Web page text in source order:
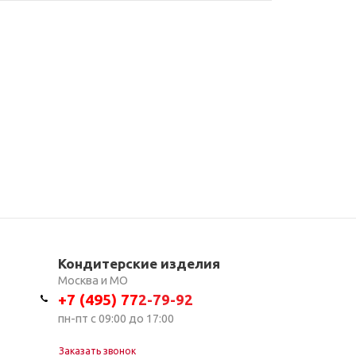
Кондитерские изделия
Москва и МО
+7 (495) 772-79-92
пн-пт с 09:00 до 17:00
Заказать звонок